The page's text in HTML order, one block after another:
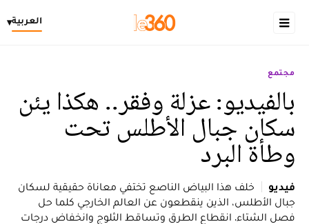
العربية▾
مجتمع
بالفيديو: عزلة وفقر.. هكذا يئن
سكان جبال الأطلس تحت
وطأة البرد
فيديو
خلف هذا البياض الناصع تختفي معاناة حقيقية لسكان
جبال الأطلس، الذين ينقطعون عن العالم الخارجي كلما حل
فصل الشتاء. انقطاع الطرق وتساقط الثلوج وانخفاض درجات